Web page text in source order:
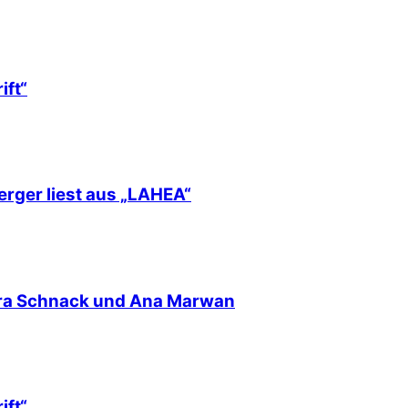
liest aus „LAHEA“
Schnack und Ana Marwan